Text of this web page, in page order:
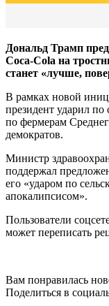
Дональд Трамп
Coca-Cola на
станет «лучше,
В рамках новой
президент ударил
по фермерам
демократов.
Министр
поддержал
его «ударом по
апокалипсисом».
Пользователи
может переписать
Вам понравилась
Поделиться в